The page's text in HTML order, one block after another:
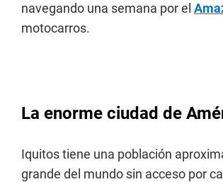
navegando una semana por el
motocarros.
La enorme ciudad de
Iquitos tiene una población
grande del mundo sin acceso por